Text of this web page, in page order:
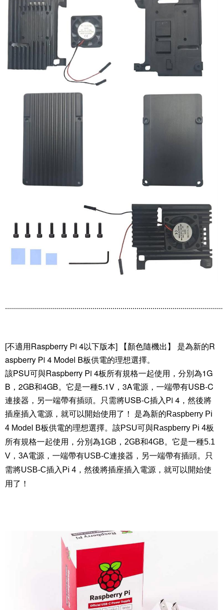
[不適用Raspberry Pi 4以下版本] 【顏色隨機出】 是為新的R
aspberry Pi 4 Model B板供電的理想選擇。
該PSU可與Raspberry Pi 4板所有規格一起使用，分別為1G
B，2GB和4GB。它是一種5.1V，3A電源，一端帶有USB-C
連接器，另一端帶有插頭。只需將USB-C插入Pi 4，然後將
插座插入電源，就可以開始使用了！
是為新的Raspberry Pi
4 Model B板供電的理想選擇。該PSU可與Raspberry Pi 4板
所有規格一起使用，分別為1GB，2GB和4GB。它是一種5.1
V，3A電源，一端帶有USB-C連接器，另一端帶有插頭。只
需將USB-C插入Pi 4，然後將插座插入電源，就可以開始使
用了！